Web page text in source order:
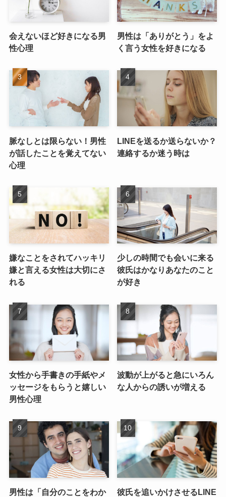
会えないほど好きになる男
性心理
男性は「ありがとう」をよ
く言う女性を好きになる
脈なしとは限らない！男性
が話したことを覚えてない
心理
LINEを送るか送らないか？
連絡するか迷う時は
嫌なことをされてハッキリ
嫌と言える女性は大切にさ
れる
少しの時間でも会いに来る
彼氏はかなりあなたのこと
が好き
女性から手書きの手紙やメ
ッセージをもらうと嬉しい
男性心理
波動が上がると急にいろん
な人からの誘いが増える
男性は「自分のことをわか
彼氏を追いかけさせるLINE